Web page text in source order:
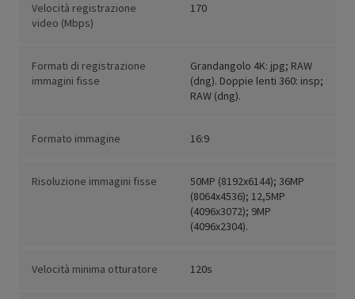
Velocità registrazione
video (Mbps)
170
Formati di registrazione
immagini fisse
Grandangolo 4K: jpg; RAW
(dng). Doppie lenti 360: insp;
RAW (dng).
Formato immagine 16:9
Risoluzione immagini fisse
50MP (8192x6144); 36MP
(8064x4536); 12,5MP
(4096x3072); 9MP
(4096x2304).
Velocità minima otturatore 120s